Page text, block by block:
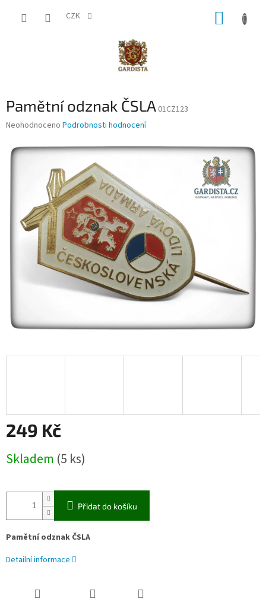
CZK
Pamětní odznak ČSLA 01CZ123
Průměrné
produktu
je
hvězdiček.
Neohodnoceno Podrobnosti hodnocení
249 Kč
cena:
Skladem (5 ks)
Přidat do košíku
Pamětní odznak ČSLA
Detailní informace